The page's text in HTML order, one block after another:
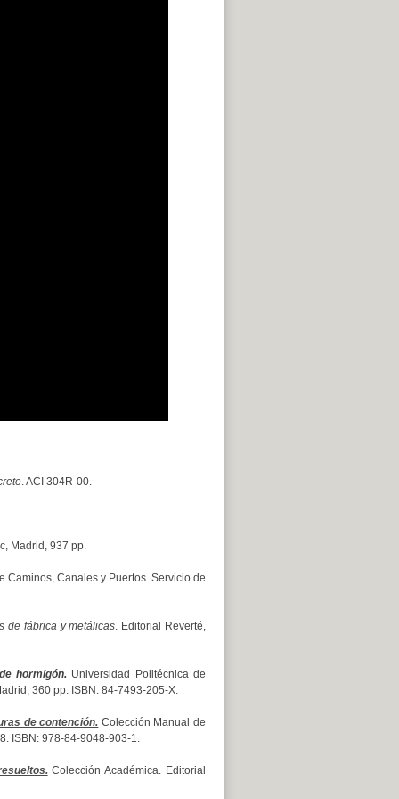
. ACI 304R-00.
Madrid, 937 pp.
Caminos, Canales y Puertos. Servicio de
de fábrica y metálicas. Editorial Reverté,
hormigón.Universidad Politécnica de
360 pp. ISBN: 84-7493-205-X.
de contención. Colección Manual de
ISBN: 978-84-9048-903-1.
Colección Académica. Editorial